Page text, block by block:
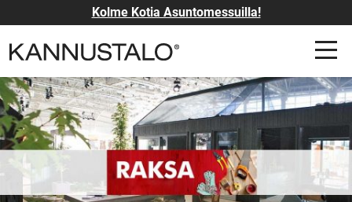
Kolme Kotia Asuntomessuilla!